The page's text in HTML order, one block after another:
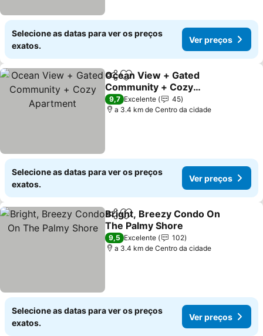
Selecione as datas para ver os preços
exatos.
Ver preços
PartilharAdicionar aos favoritos
Ocean View + Gated
Community + Cozy
Apartment
Ver preços
9,7 Excelente
45
a 3.4 km de Centro da cidade
Selecione as datas para ver os preços
exatos.
Ver preços
PartilharAdicionar aos favoritos
Bright, Breezy Condo On
The Palmy Shore
Ver preços
9,5 Excelente
102
a 3.4 km de Centro da cidade
Selecione as datas para ver os preços
exatos.
Ver preços